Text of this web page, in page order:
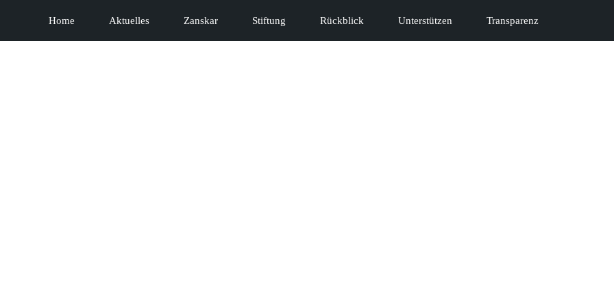
Home Aktuelles Zanskar Stiftung Rückblick Unterstützen Transparenz